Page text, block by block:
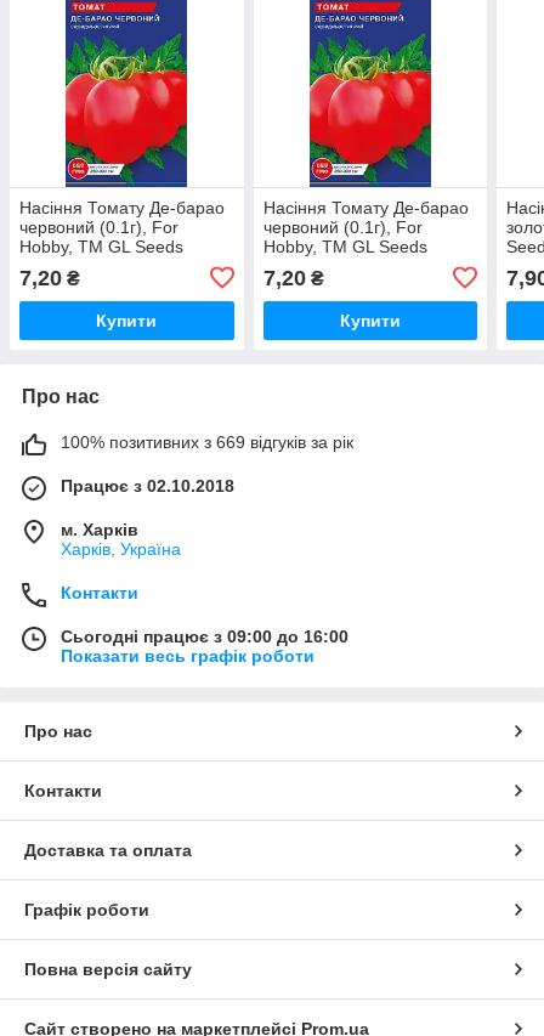
Насіння Томату Де-барао
червоний (0.1г), For
Hobby, TM GL Seeds
7,20 ₴
Купити
Насіння Томату Де-барао
червоний (0.1г), For
Hobby, TM GL Seeds
7,20₴
Купити
Про нас
100% позитивних з 669 відгуків за рік
Працює з 02.10.2018
м. Харків
Харків, Україна
Контакти
Сьогодні працює з 09:00 до 16:00
Показати весь графік роботи
Про нас
Контакти
Доставка та оплата
Графік роботи
Повна версія сайту
Сайт створено на маркетплейсі Prom.ua